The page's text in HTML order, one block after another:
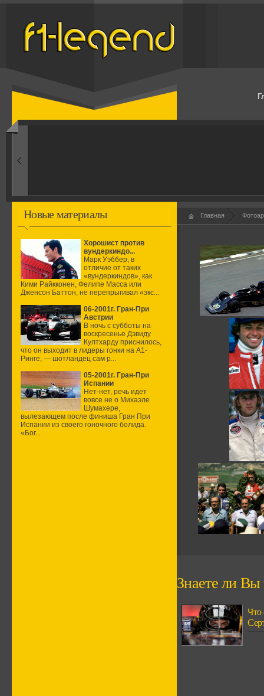
1960-ые
Новые материалы
Хорошист против
вундеркиндо...
Марк Уэббер, в
отличие от таких
«вундеркиндов», как
Кими Райкконен, Фелипе Масса или
Дженсон Баттон, не перепрыгивал «экс...
06-2001г. Гран-При
Австрии
В ночь с субботы на
воскресенье Дэвиду
Култхарду приснилось,
что он выходит в лидеры гонки на А1-
Ринге, — шотландец сам р...
05-2001г. Гран-При
Испании
Нет-нет, речь идет
вовсе не о Михаэле
Шумахере,
вылезающем после финиша Гран При
Испании из своего гоночного болида.
«Бог...
Главная
Знаете ли Вы
Что